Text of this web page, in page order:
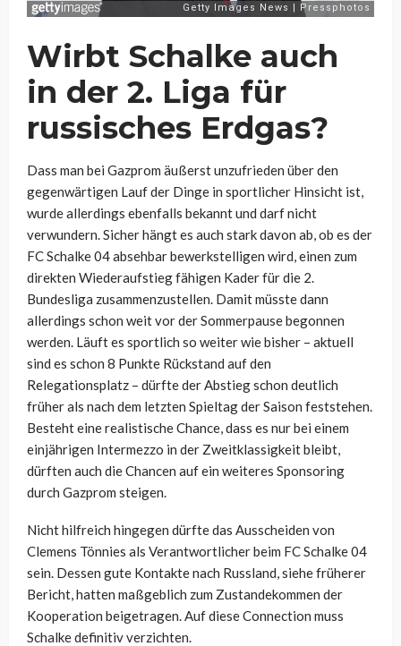
Wirbt Schalke auch
in der 2. Liga für
russisches Erdgas?
Dass man bei Gazprom äußerst unzufrieden über den
gegenwärtigen Lauf der Dinge in sportlicher Hinsicht ist,
wurde allerdings ebenfalls bekannt und darf nicht
verwundern. Sicher hängt es auch stark davon ab, ob es der
FC Schalke 04 absehbar bewerkstelligen wird, einen zum
direkten Wiederaufstieg fähigen Kader für die 2.
Bundesliga zusammenzustellen. Damit müsste dann
allerdings schon weit vor der Sommerpause begonnen
werden. Läuft es sportlich so weiter wie bisher – aktuell
sind es schon 8 Punkte Rückstand auf den
Relegationsplatz – dürfte der Abstieg schon deutlich
früher als nach dem letzten Spieltag der Saison feststehen.
Besteht eine realistische Chance, dass es nur bei einem
einjährigen Intermezzo in der Zweitklassigkeit bleibt,
dürften auch die Chancen auf ein weiteres Sponsoring
durch Gazprom steigen.
Nicht hilfreich hingegen dürfte das Ausscheiden von
Clemens Tönnies als Verantwortlicher beim FC Schalke 04
sein. Dessen gute Kontakte nach Russland, siehe früherer
Bericht, hatten maßgeblich zum Zustandekommen der
Kooperation beigetragen. Auf diese Connection muss
Schalke definitiv verzichten.